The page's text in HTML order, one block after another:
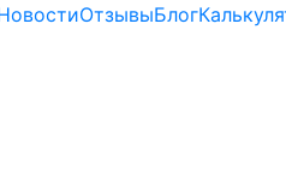
ОтзывыБлог